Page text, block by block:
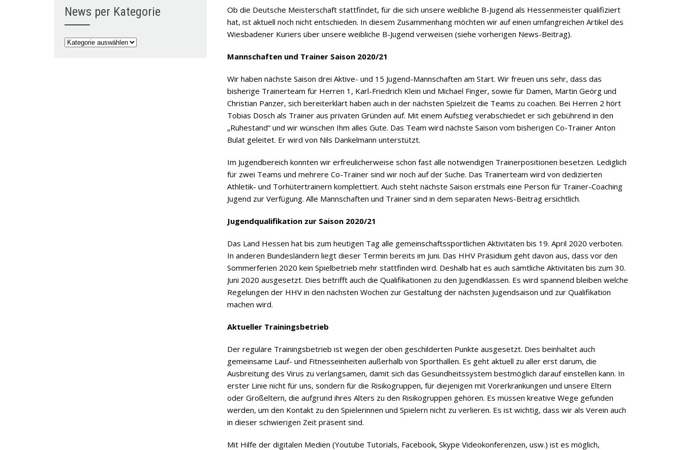
Ob die Deutsche Meisterschaft stattfindet, für die sich unsere weibliche B-Jugend als Hessenmeister qualifiziert
hat, ist aktuell noch nicht entschieden. In diesem Zusammenhang möchten wir auf einen umfangreichen Artikel des
Wiesbadener Kuriers über unsere weibliche B-Jugend verweisen (siehe vorherigen News-Beitrag).
Mannschaften und Trainer Saison 2020/21
Wir haben nächste Saison drei Aktive- und 15 Jugend-Mannschaften am Start. Wir freuen uns sehr, dass das
bisherige Trainerteam für Herren 1, Karl-Friedrich Klein und Michael Finger, sowie für Damen, Martin Geörg und
Christian Panzer, sich bereiterklärt haben auch in der nächsten Spielzeit die Teams zu coachen. Bei Herren 2 hört
Tobias Dosch als Trainer aus privaten Gründen auf. Mit einem Aufstieg verabschiedet er sich gebührend in den
„Ruhestand“ und wir wünschen Ihm alles Gute. Das Team wird nächste Saison vom bisherigen Co-Trainer Anton
Bulat geleitet. Er wird von Nils Dankelmann unterstützt.
Im Jugendbereich konnten wir erfreulicherweise schon fast alle notwendigen Trainerpositionen besetzen. Lediglich
für zwei Teams und mehrere Co-Trainer sind wir noch auf der Suche. Das Trainerteam wird von dedizierten
Athletik- und Torhütertrainern komplettiert. Auch steht nächste Saison erstmals eine Person für Trainer-Coaching
Jugend zur Verfügung. Alle Mannschaften und Trainer sind in dem separaten News-Beitrag ersichtlich.
Jugendqualifikation zur Saison 2020/21
Das Land Hessen hat bis zum heutigen Tag alle gemeinschaftssportlichen Aktivitäten bis 19. April 2020 verboten.
In anderen Bundesländern liegt dieser Termin bereits im Juni. Das HHV Präsidium geht davon aus, dass vor den
Sommerferien 2020 kein Spielbetrieb mehr stattfinden wird. Deshalb hat es auch sämtliche Aktivitäten bis zum 30.
Juni 2020 ausgesetzt. Dies betrifft auch die Qualifikationen zu den Jugendklassen. Es wird spannend bleiben welche
Regelungen der HHV in den nächsten Wochen zur Gestaltung der nächsten Jugendsaison und zur Qualifikation
machen wird.
Aktueller Trainingsbetrieb
Der reguläre Trainingsbetrieb ist wegen der oben geschilderten Punkte ausgesetzt. Dies beinhaltet auch
gemeinsame Lauf- und Fitnesseinheiten außerhalb von Sporthallen. Es geht aktuell zu aller erst darum, die
Ausbreitung des Virus zu verlangsamen, damit sich das Gesundheitssystem bestmöglich darauf einstellen kann. In
erster Linie nicht für uns, sondern für die Risikogruppen, für diejenigen mit Vorerkrankungen und unsere Eltern
oder Großeltern, die aufgrund ihres Alters zu den Risikogruppen gehören. Es müssen kreative Wege gefunden
werden, um den Kontakt zu den Spielerinnen und Spielern nicht zu verlieren. Es ist wichtig, dass wir als Verein auch
in dieser schwierigen Zeit präsent sind.
Mit Hilfe der digitalen Medien (Youtube Tutorials, Facebook, Skype Videokonferenzen, usw.) ist es möglich,
News per Kategorie
News